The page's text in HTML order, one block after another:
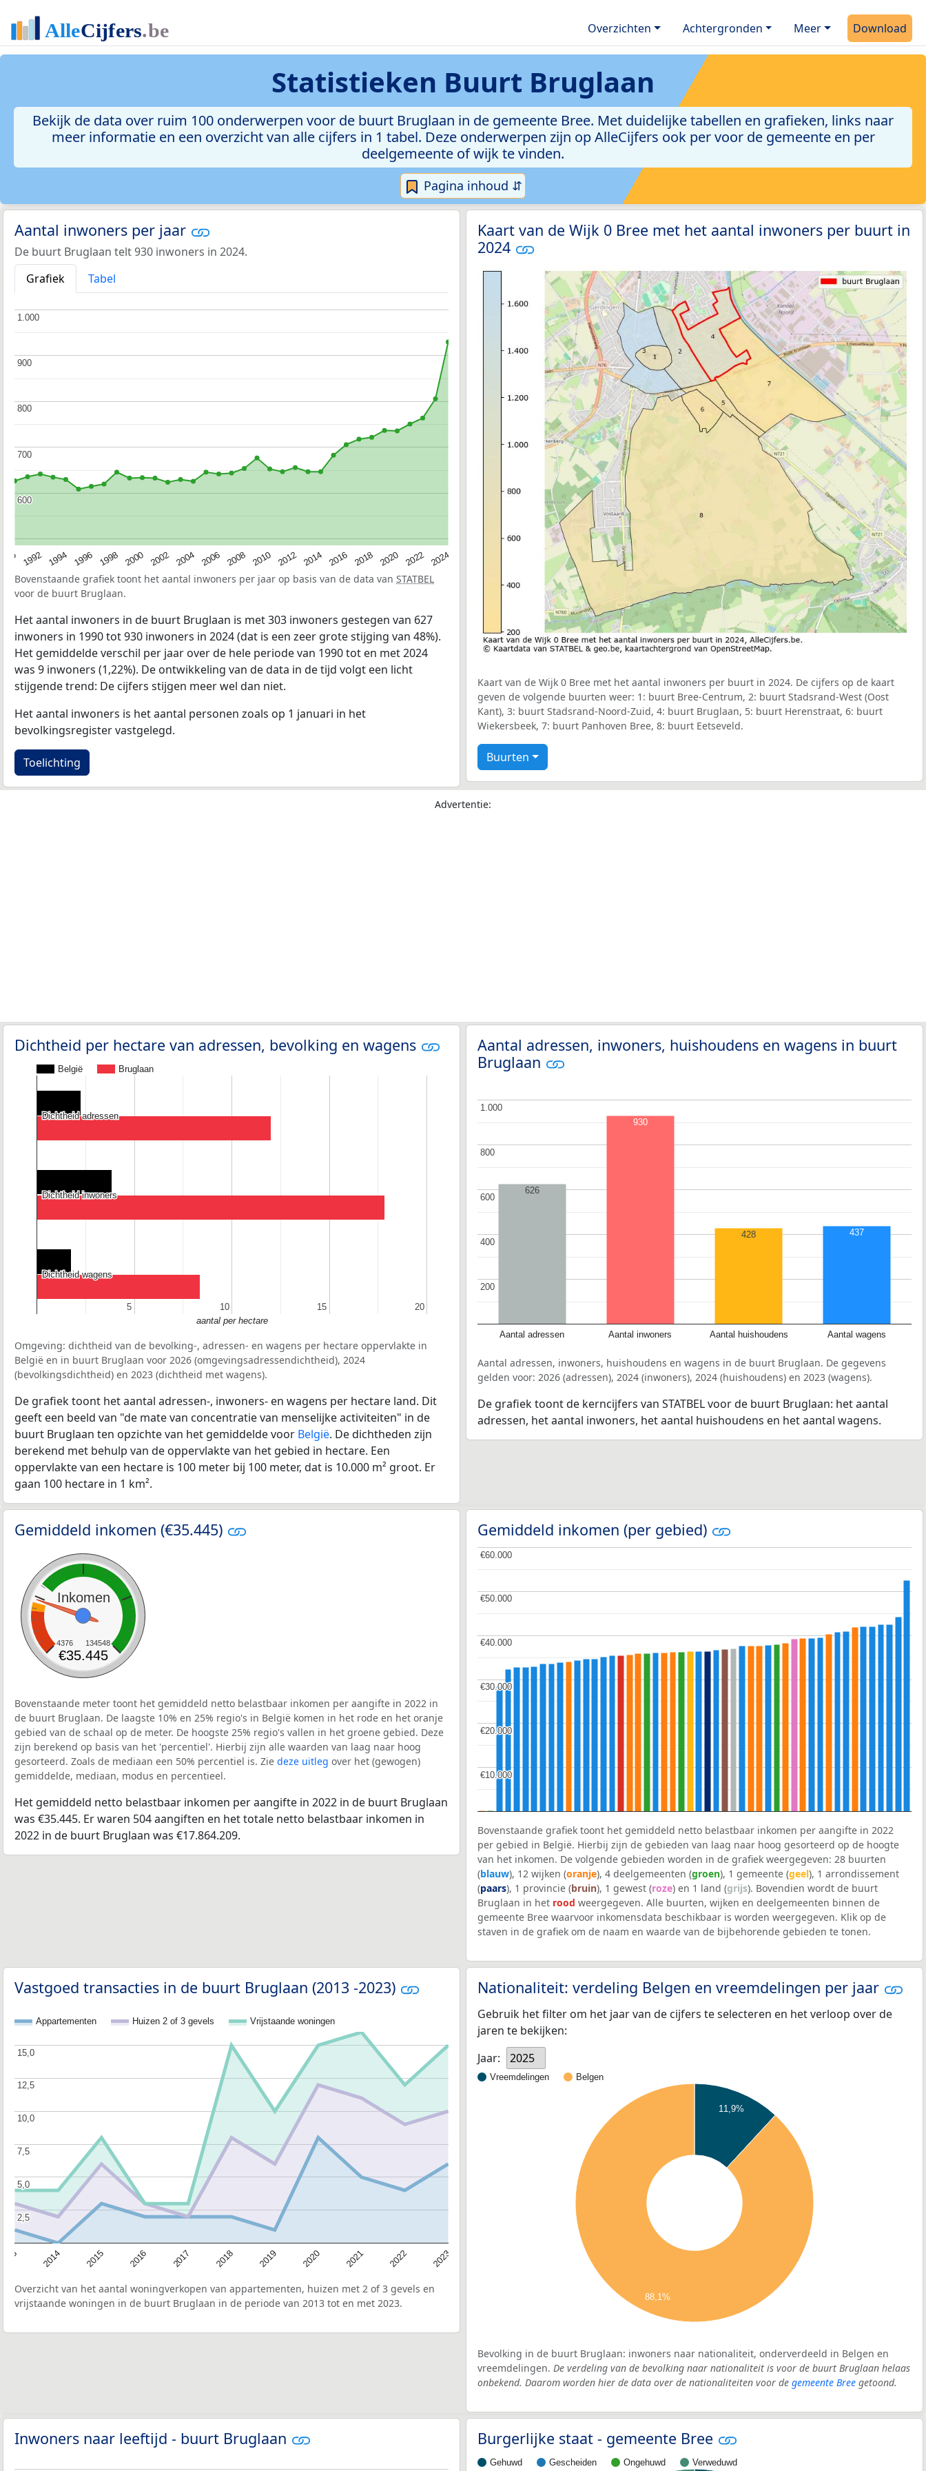
Overzichten Achtergronden Meer Download
Statistieken Buurt Bruglaan
Bekijk de data over ruim 100 onderwerpen voor de buurt Bruglaan in de gemeente Bree. Met duidelijke tabellen en grafieken, links naar
meer informatie en een overzicht van alle cijfers in 1 tabel. Deze onderwerpen zijn op AlleCijfers ook per voor de gemeente en per
deelgemeente of wijk te vinden.
Pagina inhoud ⇵
Aantal inwoners per jaar
De buurt Bruglaan telt 930 inwoners in 2024.
Grafiek
Tabel
1992 1994 1996 1998 2000 2002 2004 2006 2008 2010 2012 2014 2016 2018 2020 2022 2024
600
600
700
700
800
800
900
900
1.000
1.000
Bovenstaande grafiek toont het aantal inwoners per jaar op basis van de data van STATBEL
voor de buurt Bruglaan.
Het aantal inwoners in de buurt Bruglaan is met 303 inwoners gestegen van 627
inwoners in 1990 tot 930 inwoners in 2024 (dat is een zeer grote stijging van 48%).
Het gemiddelde verschil per jaar over de hele periode van 1990 tot en met 2024
was 9 inwoners (1,22%). De ontwikkeling van de data in de tijd volgt een licht
stijgende trend: De cijfers stijgen meer wel dan niet.
Het aantal inwoners is het aantal personen zoals op 1 januari in het
bevolkingsregister vastgelegd.
Toelichting
Kaart van de Wijk 0 Bree met het aantal inwoners per buurt in
2024
Kaart van de Wijk 0 Bree met het aantal inwoners per buurt in 2024. De cijfers op de kaart
geven de volgende buurten weer: 1: buurt Bree-Centrum, 2: buurt Stadsrand-West (Oost
Kant), 3: buurt Stadsrand-Noord-Zuid, 4: buurt Bruglaan, 5: buurt Herenstraat, 6: buurt
Wiekersbeek, 7: buurt Panhoven Bree, 8: buurt Eetseveld.
Buurten
Advertentie:
Dichtheid per hectare van adressen, bevolking en wagens
België Bruglaan
5
5 10
10 15
15 20
20
Dichtheid adressen
Dichtheid adressen
Dichtheid inwoners
Dichtheid inwoners
Dichtheid wagens
Dichtheid wagens
aantal per hectare
Omgeving: dichtheid van de bevolking-, adressen- en wagens per hectare oppervlakte in
België en in buurt Bruglaan voor 2026 (omgevingsadressendichtheid), 2024
(bevolkingsdichtheid) en 2023 (dichtheid met wagens).
De grafiek toont het aantal adressen-, inwoners- en wagens per hectare land. Dit
geeft een beeld van "de mate van concentratie van menselijke activiteiten" in de
buurt Bruglaan ten opzichte van het gemiddelde voor België. De dichtheden zijn
berekend met behulp van de oppervlakte van het gebied in hectare. Een
oppervlakte van een hectare is 100 meter bij 100 meter, dat is 10.000 m² groot. Er
gaan 100 hectare in 1 km².
Aantal adressen, inwoners, huishoudens en wagens in buurt
Bruglaan
Aantal adressen Aantal inwoners Aantal huishoudens Aantal wagens
200
200
400
400
600
600
800
800
1.000
1.000
626
930
428 437
Aantal adressen, inwoners, huishoudens en wagens in de buurt Bruglaan. De gegevens
gelden voor: 2026 (adressen), 2024 (inwoners), 2024 (huishoudens) en 2023 (wagens).
De grafiek toont de kerncijfers van STATBEL voor de buurt Bruglaan: het aantal
adressen, het aantal inwoners, het aantal huishoudens en het aantal wagens.
Gemiddeld inkomen (€35.445)
Inkomen
4376 134548
€35.445
Bovenstaande meter toont het gemiddeld netto belastbaar inkomen per aangifte in 2022 in
de buurt Bruglaan. De laagste 10% en 25% regio's in België komen in het rode en het oranje
gebied van de schaal op de meter. De hoogste 25% regio's vallen in het groene gebied. Deze
zijn berekend op basis van het 'percentiel'. Hierbij zijn alle waarden van laag naar hoog
gesorteerd. Zoals de mediaan een 50% percentiel is. Zie deze uitleg over het (gewogen)
gemiddelde, mediaan, modus en percentieel.
Het gemiddeld netto belastbaar inkomen per aangifte in 2022 in de buurt Bruglaan
was €35.445. Er waren 504 aangiften en het totale netto belastbaar inkomen in
2022 in de buurt Bruglaan was €17.864.209.
Gemiddeld inkomen (per gebied)
€10.000
€10.000
€20.000
€20.000
€30.000
€30.000
€40.000
€40.000
€50.000
€50.000
€60.000
€60.000
Bovenstaande grafiek toont het gemiddeld netto belastbaar inkomen per aangifte in 2022
per gebied in België. Hierbij zijn de gebieden van laag naar hoog gesorteerd op de hoogte
van het inkomen. De volgende gebieden worden in de grafiek weergegeven: 28 buurten
(blauw), 12 wijken (oranje), 4 deelgemeenten (groen), 1 gemeente (geel), 1 arrondissement
(paars), 1 provincie (bruin), 1 gewest (roze) en 1 land (grijs). Bovendien wordt de buurt
Bruglaan in het rood weergegeven. Alle buurten, wijken en deelgemeenten binnen de
gemeente Bree waarvoor inkomensdata beschikbaar is worden weergegeven. Klik op de
staven in de grafiek om de naam en waarde van de bijbehorende gebieden te tonen.
Vastgoed transacties in de buurt Bruglaan (2013 -2023)
Appartementen Huizen 2 of 3 gevels Vrijstaande woningen
2014 2015 2016 2017 2018 2019 2020 2021 2022 2023
2,5
2,5
5,0
5,0
7,5
7,5
10,0
10,0
12,5
12,5
15,0
15,0
Overzicht van het aantal woningverkopen van appartementen, huizen met 2 of 3 gevels en
vrijstaande woningen in de buurt Bruglaan in de periode van 2013 tot en met 2023.
Nationaliteit: verdeling Belgen en vreemdelingen per jaar
Gebruik het filter om het jaar van de cijfers te selecteren en het verloop over de
jaren te bekijken:
Jaar:
2025
Vreemdelingen Belgen
11,9%
88,1%
Bevolking in de buurt Bruglaan: inwoners naar nationaliteit, onderverdeeld in Belgen en
vreemdelingen. De verdeling van de bevolking naar nationaliteit is voor de buurt Bruglaan helaas
onbekend. Daarom worden hier de data over de nationaliteiten voor de gemeente Bree getoond.
Inwoners naar leeftijd - buurt Bruglaan Burgerlijke staat - gemeente Bree
Gehuwd Gescheiden Ongehuwd Verweduwd